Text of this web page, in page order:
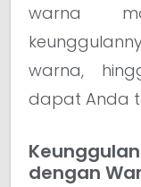
warna
warna,
dapat Anda
dengan